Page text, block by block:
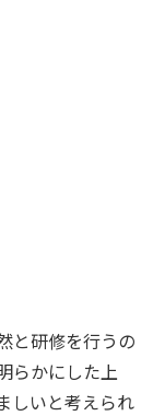
と研修を行うの
らかにした上
しいと考えられ